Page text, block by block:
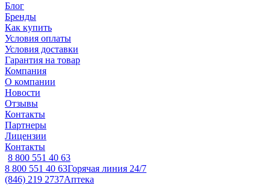
Блог
Бренды
Как купить
Условия оплаты
Условия доставки
Гарантия на товар
Компания
О компании
Новости
Отзывы
Контакты
Партнеры
Лицензии
Контакты
8 800 551 40 63
8 800 551 40 63Горячая линия 24/7
(846) 219 2737Аптека